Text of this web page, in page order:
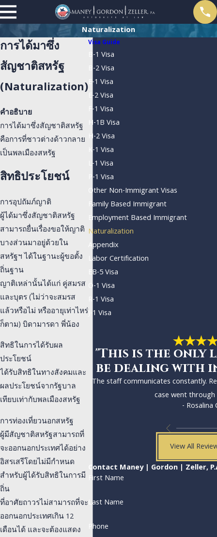
Naturalization
การได้มาซึ่ง
สัญชาติสหรัฐ
(Naturalization)
คำอธิบาย
การได้มาซึ่งสัญชาติสหรัฐ
คือการที่ชาวต่างด้าวกลาย
เป็นพลเมืองสหรัฐ
สิทธิประโยชน์
การอุปถัมภ์ญาติ
ผู้ได้มาซึ่งสัญชาติสหรัฐ
สามารถยื่นเรื่องขอให้ญาติ
บางส่วนมาอยู่ด้วยใน
สหรัฐฯ ได้ในฐานะผู้ขอตั้ง
ถิ่นฐาน
ญาติเหล่านั้นได้แก่ คู่สมรส
และบุตร (ไม่ว่าจะสมรส
แล้วหรือไม่ หรืออายุเท่าไหร่
ก็ตาม) บิดามารดา พี่น้อง
สิทธิในการได้รับผล
ประโยชน์
ได้รับสิทธิในทางสังคมและ
ผลประโยชน์จากรัฐบาล
เทียบเท่ากับพลเมืองสหรัฐ
การท่องเที่ยวนอกสหรัฐ
ผู้มีสัญชาติสหรัฐสามารถที่
จะออกนอกประเทศได้อย่าง
อิสรเสรีโดยไม่มีกำหนด
สำหรับผู้ได้รับสิทธิในการมี
ถิ่น
ที่อาศัยถาวรไม่สามารถที่จะ
ออกนอกประเทศเกิน 12
เดือนได้ และจะต้องแสดง
Visa Guide
B-1 Visa
B-2 Visa
E-1 Visa
E-2 Visa
F-1 Visa
H-1B Visa
H-2 Visa
K-1 Visa
L-1 Visa
P-1 Visa
Other Non-Immigrant Visas
Family Based Immigrant
Employment Based Immigrant
Naturalization
Appendix
Labor Certification
EB-5 Visa
O-1 Visa
R-1 Visa
J-1 Visa
"This is the only
be dealing with
The staff communicates constantly.
case went
- Rosalina
View All
Contact Maney | Gordon | Zeller,
First Name
Last Name
Phone